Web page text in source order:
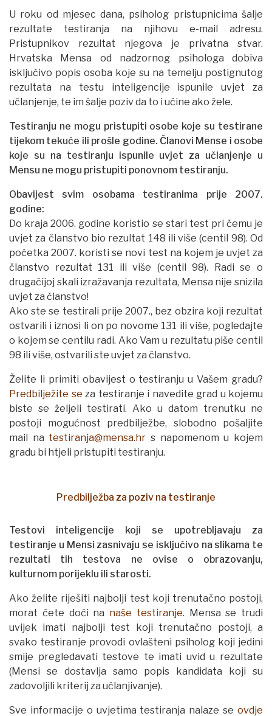
U roku od mjesec dana, psiholog pristupnicima šalje
rezultate testiranja na njihovu e-mail adresu.
Pristupnikov rezultat njegova je privatna stvar.
Hrvatska Mensa od nadzornog psihologa dobiva
isključivo popis osoba koje su na temelju postignutog
rezultata na testu inteligencije ispunile uvjet za
učlanjenje, te im šalje poziv da to i učine ako žele.
Testiranju ne mogu pristupiti osobe koje su testirane
tijekom tekuće ili prošle godine. Članovi Mense i osobe
koje su na testiranju ispunile uvjet za učlanjenje u
Mensu ne mogu pristupiti ponovnom testiranju.
Obavijest svim osobama testiranima prije 2007.
godine:
Do kraja 2006. godine koristio se stari test pri čemu je
uvjet za članstvo bio rezultat 148 ili više (centil 98). Od
početka 2007. koristi se novi test na kojem je uvjet za
članstvo rezultat 131 ili više (centil 98). Radi se o
drugačijoj skali izražavanja rezultata, Mensa nije snizila
uvjet za članstvo!
Ako ste se testirali prije 2007., bez obzira koji rezultat
ostvarili i iznosi li on po novome 131 ili više, pogledajte
o kojem se centilu radi. Ako Vam u rezultatu piše centil
98 ili više, ostvarili ste uvjet za članstvo.
Želite li primiti obavijest o testiranju u Vašem gradu?
Predbilježite se za testiranje i navedite grad u kojemu
biste se željeli testirati. Ako u datom trenutku ne
postoji mogućnost predbilježbe, slobodno pošaljite
mail na testiranja@mensa.hr s napomenom u kojem
gradu bi htjeli pristupiti testiranju.
Predbilježba za poziv na testiranje
Testovi inteligencije koji se upotrebljavaju za
testiranje u Mensi zasnivaju se isključivo na slikama te
rezultati tih testova ne ovise o obrazovanju,
kulturnom porijeklu ili starosti.
Ako želite riješiti najbolji test koji trenutačno postoji,
morat ćete doći na naše testiranje. Mensa se trudi
uvijek imati najbolji test koji trenutačno postoji, a
svako testiranje provodi ovlašteni psiholog koji jedini
smije pregledavati testove te imati uvid u rezultate
(Mensi se dostavlja samo popis kandidata koji su
zadovoljili kriterij za učlanjivanje).
Sve informacije o uvjetima testiranja nalaze se ovdje